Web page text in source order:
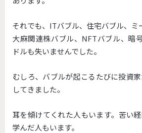
それでも、ITバブル、住宅バブル、ミ
大麻関連株バブル、NFTバブル、暗
ドルも失いませんでした。
むしろ、バブルが起こるたびに投資
してきました。
耳を傾けてくれた人もいます。苦い
学んだ人もいます。